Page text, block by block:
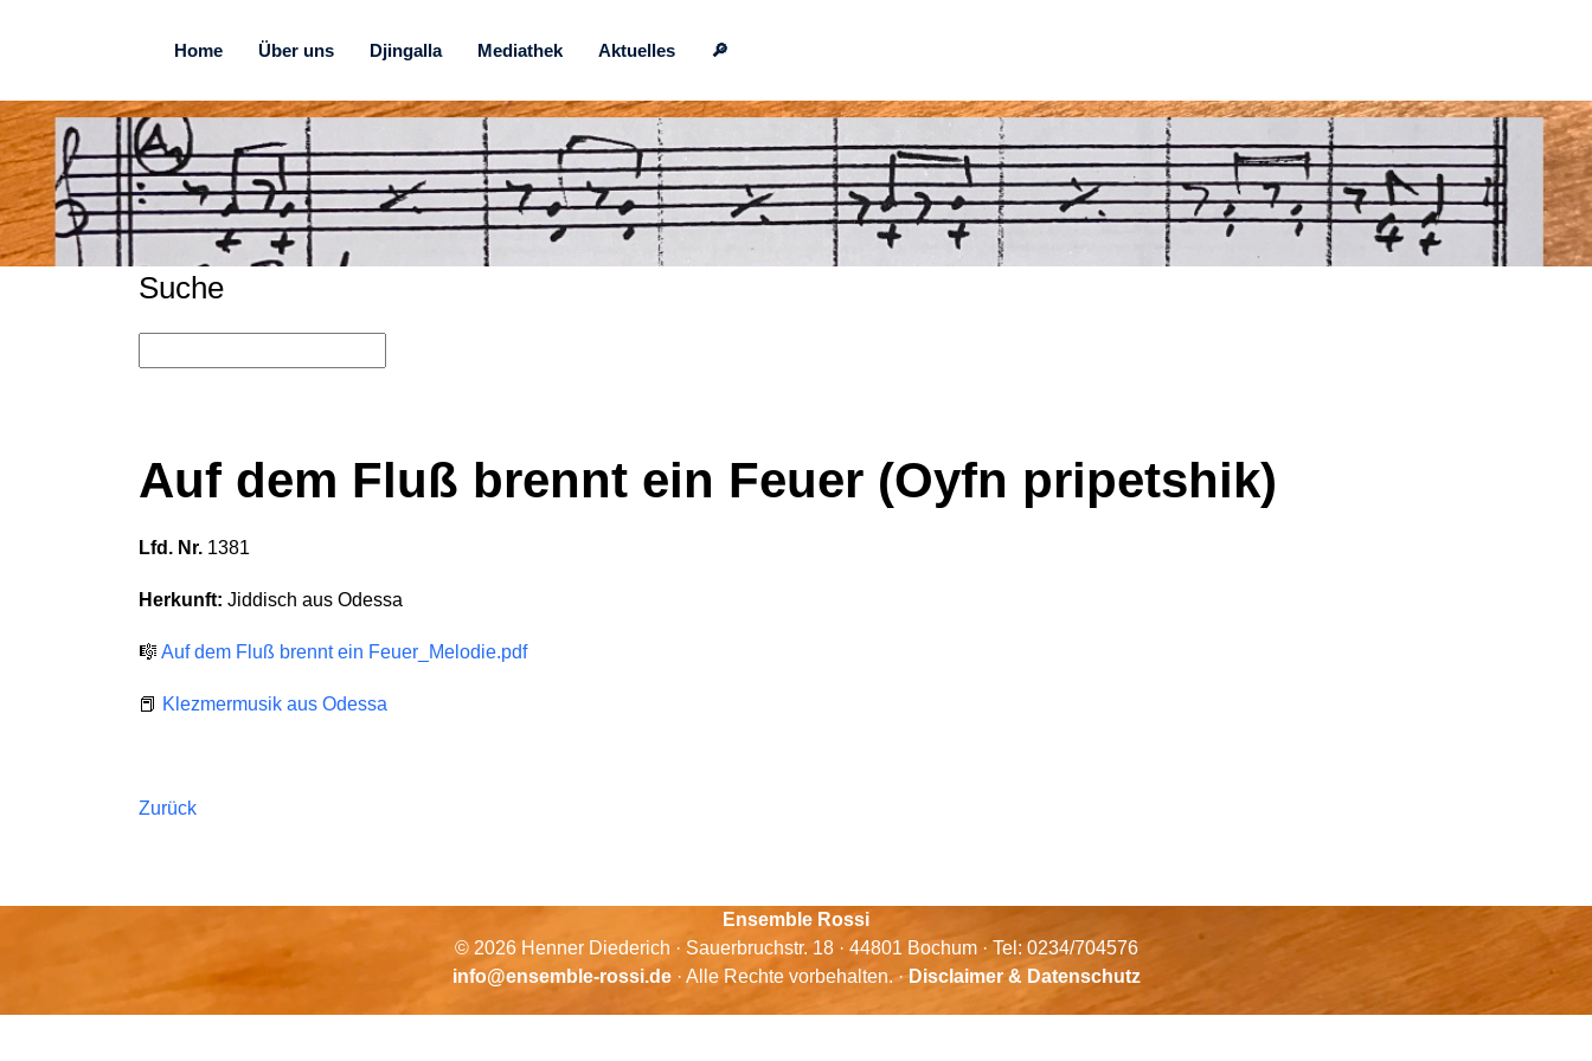
Home Über uns Djingalla Mediathek Aktuelles 🔎
Suche
Auf dem Fluß brennt ein Feuer (Oyfn pripetshik)
Lfd. Nr. 1381
Herkunft: Jiddisch aus Odessa
🎼 Auf dem Fluß brennt ein Feuer_Melodie.pdf
📕 Klezmermusik aus Odessa
Zurück
Ensemble Rossi
© 2026 Henner Diederich · Sauerbruchstr. 18 · 44801 Bochum · Tel: 0234/704576
info@ensemble-rossi.de· Alle Rechte vorbehalten. · Disclaimer & Datenschutz